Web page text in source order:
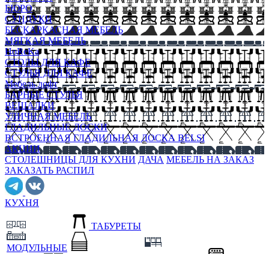
БЮРО
СУНДУКИ
БЕСКАРКАСНАЯ МЕБЕЛЬ
МЯГКАЯ МЕБЕЛЬ
HoReKa
СТОЛЫ ДЛЯ КАФЕ
СТУЛЬЯ ДЛЯ КАФЕ
Мебель лофт
БАРНЫЕ СТУЛЬЯ
ВЕШАЛКИ
УЛИЧНАЯ МЕБЕЛЬ
ГЛАДИЛЬНЫЕ ДОСКИ
ВСТРОЕННАЯ ГЛАДИЛЬНАЯ ДОСКА BELSI
АКЦИИ
СТОЛЕШНИЦЫ ДЛЯ КУХНИ ДАЧА МЕБЕЛЬ НА ЗАКАЗ
ЗАКАЗАТЬ РАСПИЛ
КУХНЯ
МОДУЛЬНЫЕ
ТАБУРЕТЫ